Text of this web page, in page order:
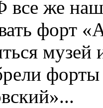
все же
форт
музей